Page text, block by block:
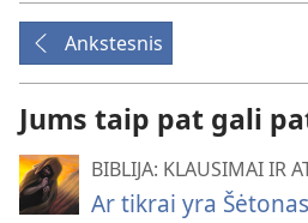
Ankstesnis
Jums taip pat gali
BIBLIJA: KLAUSIMAI IR
Ar tikrai yra